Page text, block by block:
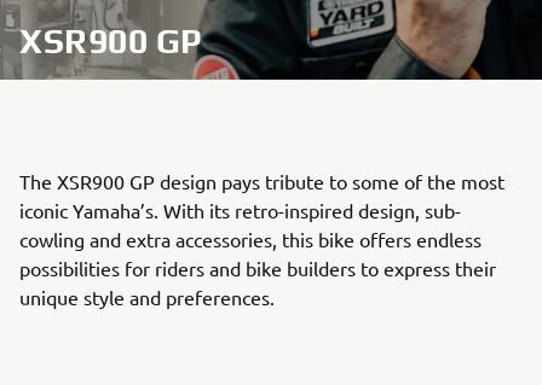
XSR900 GP
The XSR900 GP design pays tribute to some of the most
iconic Yamaha’s. With its retro-inspired design, sub-
cowling and extra accessories, this bike offers endless
possibilities for riders and bike builders to express their
unique style and preferences.